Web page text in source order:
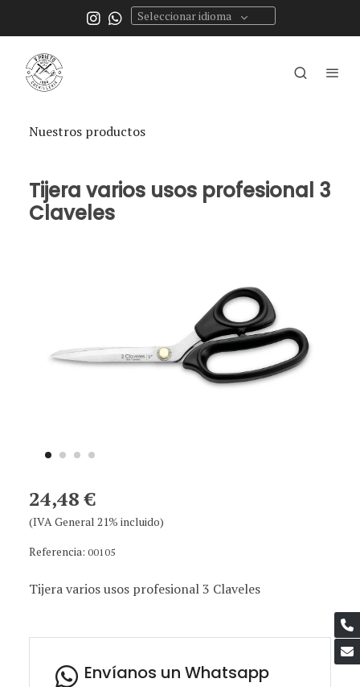
Seleccionar idioma
Nuestros productos
Tijera varios usos profesional 3
Claveles
24,48 €
(IVA General 21% incluido)
Referencia: 00105
Tijera varios usos profesional 3 Claveles
Envíanos un Whatsapp